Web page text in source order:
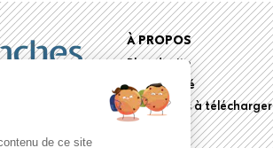
Footer
menu
À PROPOS
Plan du site
Accessibilité
Documents à télécharger
de ce site